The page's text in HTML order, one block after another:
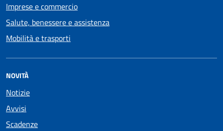
Imprese e commercio
Salute, benessere e assistenza
Mobilità e trasporti
NOVITÀ
Notizie
Avvisi
Scadenze